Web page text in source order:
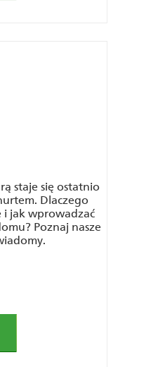
staje się ostatnio
Dlaczego
i jak wprowadzać
Poznaj nasze